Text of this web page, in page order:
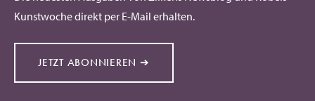
Kunstwoche direkt per E-Mail erhalten.
JETZT ABONNIEREN ➔